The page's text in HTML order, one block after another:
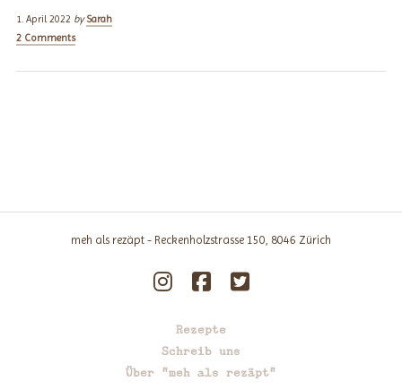
1. April 2022 by Sarah
2 Comments
meh als rezäpt - Reckenholzstrasse 150, 8046 Zürich
Rezepte
Schreib uns
Über "meh als rezäpt"